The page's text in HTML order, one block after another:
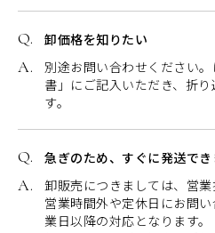
卸価格を知りたい
別途お問い合わせください
書」にご記入いただき、折
す。
急ぎのため、すぐに発送でき
卸販売につきましては、営業
営業時間外や定休日にお問
業日以降の対応となります。